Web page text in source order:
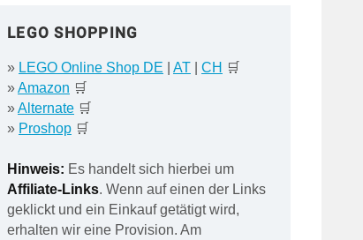
LEGO SHOPPING
» LEGO Online Shop DE AT| CH 🛒
»Amazon 🛒
»Alternate🛒
» Proshop🛒
Hinweis: Es handelt sich hierbei um
Affiliate-Links. Wenn auf einen der Links
geklickt und ein Einkauf getätigt wird,
erhalten wir eine Provision. Am